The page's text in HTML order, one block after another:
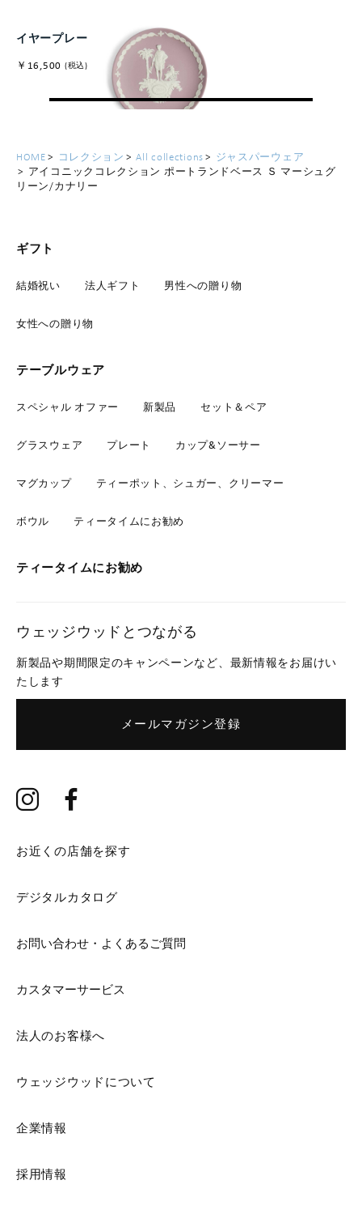
イヤープレート 2026
￥16,500 (税込)
HOME コレクション All collections
ジャスパーウェア
アイコニックコレクション ポートランドベース Ｓ マーシュグ
リーン/カナリー
ギフト
結婚祝い 法人ギフト 男性への贈り物
女性への贈り物
テーブルウェア
スペシャル オファー 新製品 セット＆ペア
グラスウェア プレート カップ&ソーサー
マグカップ ティーポット、シュガー、クリーマー
ボウル ティータイムにお勧め
ティータイムにお勧め
ウェッジウッドとつながる
新製品や期間限定のキャンペーンなど、最新情報をお届けい
たします
メールマガジン登録
お近くの店舗を探す
デジタルカタログ
お問い合わせ・よくあるご質問
カスタマーサービス
法人のお客様へ
ウェッジウッドについて
企業情報
採用情報